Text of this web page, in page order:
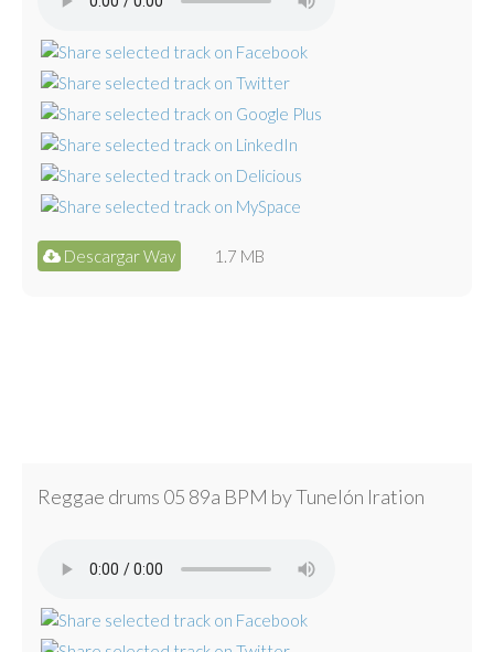
Descargar Wav 1.7 MB
Reggae drums 05 89a BPM by Tunelón Iration